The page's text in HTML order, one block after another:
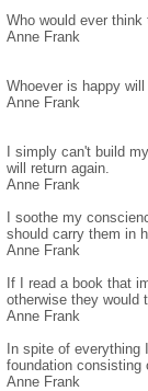
Who would ever
Anne Frank
Whoever is happy
Anne Frank
I simply can't build
will return again.
Anne Frank
I soothe my
should carry them in
Anne Frank
If I read a book that
otherwise they would
Anne Frank
In spite of everything
foundation consisting
Anne Frank